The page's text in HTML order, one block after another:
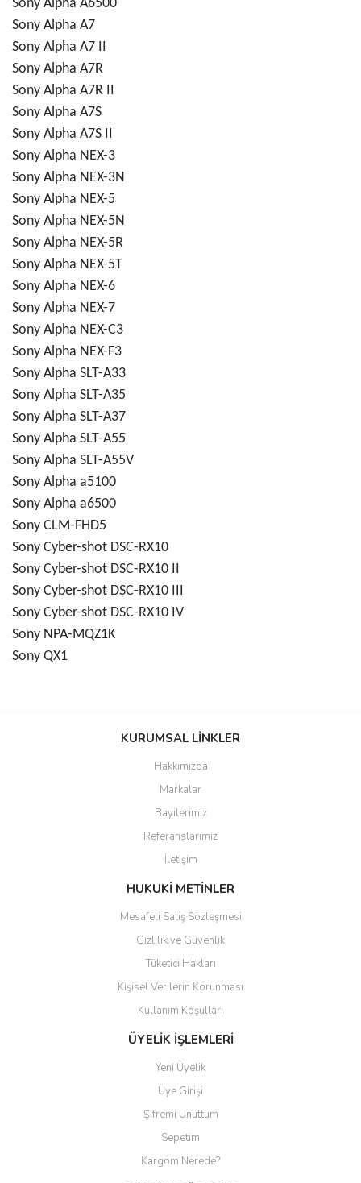
Sony Alpha A6500
Sony Alpha A7
Sony Alpha A7 II
Sony Alpha A7R
Sony Alpha A7R II
Sony Alpha A7S
Sony Alpha A7S II
Sony Alpha NEX-3
Sony Alpha NEX-3N
Sony Alpha NEX-5
Sony Alpha NEX-5N
Sony Alpha NEX-5R
Sony Alpha NEX-5T
Sony Alpha NEX-6
Sony Alpha NEX-7
Sony Alpha NEX-C3
Sony Alpha NEX-F3
Sony Alpha SLT-A33
Sony Alpha SLT-A35
Sony Alpha SLT-A37
Sony Alpha SLT-A55
Sony Alpha SLT-A55V
Sony Alpha a5100
Sony Alpha a6500
Sony CLM-FHD5
Sony Cyber-shot DSC-RX10
Sony Cyber-shot DSC-RX10 II
Sony Cyber-shot DSC-RX10 III
Sony Cyber-shot DSC-RX10 IV
Sony NPA-MQZ1K
Sony QX1
tarafımıza iletebilirsiniz.
Ürün resmi kalitesiz, bozuk veya görüntülenemiyor.
Ürün açıklamasında eksik bilgiler bulunuyor.
Ürün bilgilerinde hatalar bulunuyor.
Ürün fiyatı diğer sitelerden daha pahalı.
Bu ürüne benzer farklı alternatifler olmalı.
Gönder
KURUMSAL LİNKLER
Hakkımızda
Markalar
Bayilerimiz
Referanslarımız
İletişim
HUKUKİ METİNLER
Mesafeli Satış Sözleşmesi
Gizlilik ve Güvenlik
Tüketici Hakları
Kişisel Verilerin Korunması
Kullanım Koşulları
ÜYELİK İŞLEMLERİ
Yeni Üyelik
Üye Girişi
Şifremi Unuttum
Sepetim
Kargom Nerede?